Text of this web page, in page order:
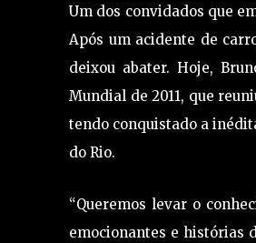
Um dos convidados que
Após um acidente de
deixou abater. Hoje,
Mundial de 2011, que
tendo conquistado a
do Rio.
“Queremos levar o
emocionantes e histórias